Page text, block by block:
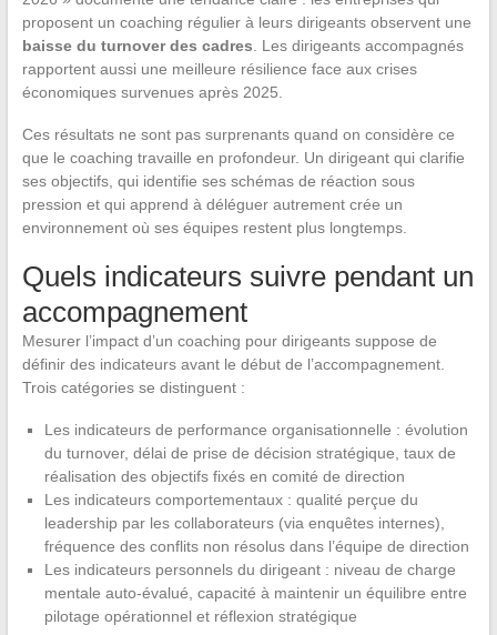
proposent un coaching régulier à leurs dirigeants observent une
baisse du turnover des cadres . Les dirigeants accompagnés
rapportent aussi une meilleure résilience face aux crises
économiques survenues après 2025.
Ces résultats ne sont pas surprenants quand on considère ce
que le coaching travaille en profondeur. Un dirigeant qui clarifie
ses objectifs, qui identifie ses schémas de réaction sous
pression et qui apprend à déléguer autrement crée un
environnement où ses équipes restent plus longtemps.
Quels indicateurs suivre pendant un
accompagnement
Mesurer l’impact d’un coaching pour dirigeants suppose de
définir des indicateurs avant le début de l’accompagnement.
Trois catégories se distinguent :
Les indicateurs de performance organisationnelle : évolution
du turnover, délai de prise de décision stratégique, taux de
réalisation des objectifs fixés en comité de direction
Les indicateurs comportementaux : qualité perçue du
leadership par les collaborateurs (via enquêtes internes),
fréquence des conflits non résolus dans l’équipe de direction
Les indicateurs personnels du dirigeant : niveau de charge
mentale auto-évalué, capacité à maintenir un équilibre entre
pilotage opérationnel et réflexion stratégique